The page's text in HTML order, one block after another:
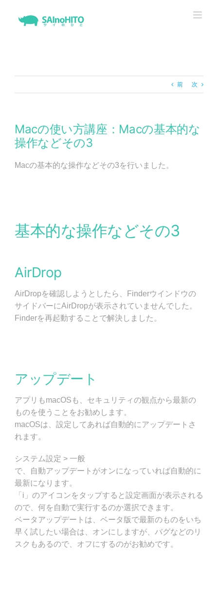
前 次
Macの使い方講座：Macの基本的な
操作などその3
Macの基本的な操作などその3を行いました。
基本的な操作などその3
AirDrop
AirDropを確認しようとしたら、Finderウインドウの
サイドバーにAirDropが表示されていませんでした。
Finderを再起動することで解決しました。
アップデート
アプリもmacOSも、セキュリティの観点から最新の
ものを使うことをお勧めします。
macOSは、設定してあれば自動的にアップデートさ
れます。
システム設定 > 一般
で、自動アップデートがオンになっていれば自動的に
最新になります。
「i」のアイコンをタップすると設定画面が表示される
ので、何を自動で実行するのか選択できます。
ベータアップデートは、ベータ版で最新のものをいち
早く試したい場合は、オンにしますが、バグなどのリ
スクもあるので、オフにするのがお勧めです。